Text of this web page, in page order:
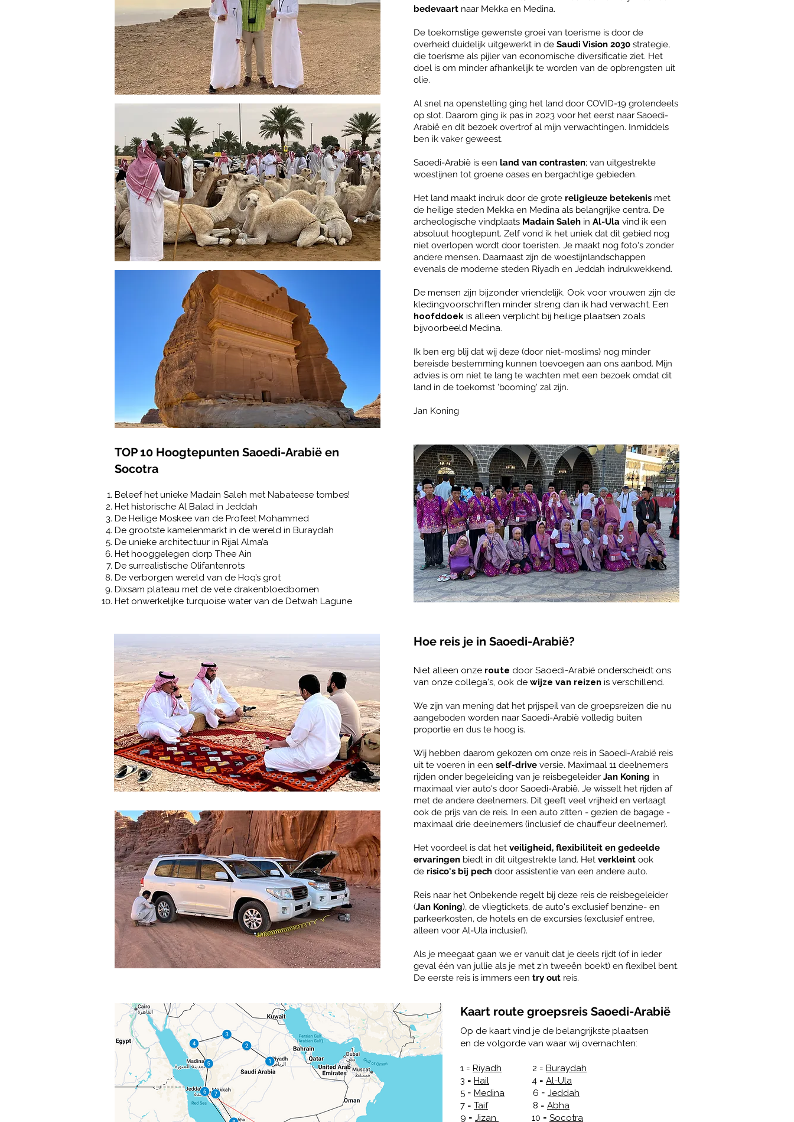
bedevaart naar Mekka en Medina.
De toekomstige gewenste groei van toerisme is door de
overheid duidelijk uitgewerkt in de Saudi Vision 2030 strategie,
die toerisme als pijler van economische diversificatie ziet. Het
doel is om minder afhankelijk te worden van de opbrengsten uit
olie.
Al snel na openstelling ging het land door COVID-19 grotendeels
op slot. Daarom ging ik pas in 2023 voor het eerst naar Saoedi-
Arabië en dit bezoek overtrof al mijn verwachtingen. Inmiddels
ben ik vaker geweest.
Saoedi-Arabië is een land van contrasten; van uitgestrekte
woestijnen tot groene oases en bergachtige gebieden.
Het land maakt indruk door de grote religieuze betekenis met
de heilige steden Mekka en Medina als belangrijke centra. De
archeologische vindplaats Madain Saleh in Al-Ula vind ik een
absoluut hoogtepunt. Zelf vond ik het uniek dat dit gebied nog
niet overlopen wordt door toeristen. Je maakt nog foto's zonder
andere mensen. Daarnaast zijn de woestijnlandschappen
evenals de moderne steden Riyadh en Jeddah indrukwekkend.
De mensen zijn bijzonder vriendelijk. Ook voor vrouwen zijn de
kledingvoorschriften minder streng dan ik had verwacht. Een
hoofddoek is alleen verplicht bij heilige plaatsen zoals
bijvoorbeeld Medina.
Ik ben erg blij dat wij deze (door niet-moslims) nog minder
bereisde bestemming kunnen toevoegen aan ons aanbod. Mijn
advies is om niet te lang te wachten met een bezoek omdat dit
land in de toekomst 'booming' zal zijn.
Jan Koning
TOP 10 Hoogtepunten Saoedi-Arabië en
Socotra
Beleef het unieke Madain Saleh met Nabateese tombes!
Het historische Al Balad in Jeddah
De Heilige Moskee van de Profeet Mohammed
De grootste kamelenmarkt in de wereld in Buraydah
De unieke architectuur in Rijal Alma’a
Het hooggelegen dorp Thee Ain
De surrealistische Olifantenrots
De verborgen wereld van de Hoq’s grot
Dixsam plateau met de vele drakenbloedbomen
Het onwerkelijke turquoise water van de Detwah Lagune
Hoe reis je in Saoedi-Arabië?
Niet alleen onze route door Saoedi-Arabië onderscheidt ons
van onze collega's, ook de wijze van reizen is verschillend.
We zijn van mening dat het prijspeil van de groepsreizen die nu
aangeboden worden naar Saoedi-Arabië volledig buiten
proportie en dus te hoog is.
Wij hebben daarom gekozen om onze reis in Saoedi-Arabië reis
uit te voeren in een self-drive versie. Maximaal 11 deelnemers
rijden onder begeleiding van je reisbegeleider Jan Koning in
maximaal vier auto's door Saoedi-Arabië. Je wisselt het rijden af
met de andere deelnemers. Dit geeft veel vrijheid en verlaagt
ook de prijs van de reis. In een auto zitten - gezien de bagage -
maximaal drie deelnemers (inclusief de chauffeur deelnemer).
Het voordeel is dat het veiligheid, flexibiliteit en gedeelde
ervaringen biedt in dit uitgestrekte land. Het verkleint ook
de risico's bij pech door assistentie van een andere auto.
Reis naar het Onbekende regelt bij deze reis de reisbegeleider
(Jan Koning), de vliegtickets, de auto's exclusief benzine- en
parkeerkosten, de hotels en de excursies (exclusief entree,
alleen voor Al-Ula inclusief). ​
Als je meegaat gaan we er vanuit dat je deels rijdt (of in ieder
geval één van jullie als je met z'n tweeën boekt) en flexibel bent.
De eerste reis is immers een try out reis.
Kaart route groepsreis Saoedi-Arabië
Op de kaart vind je de belangrijkste plaatsen
en de volgorde van waar wij overnachten:
1 = Riyadh 2 = Buraydah
3 = Hail 4 = Al-Ula
5 = Medina 6 = Jeddah
7 = Taif 8 = Abha
9 = Jizan 10 = Socotra